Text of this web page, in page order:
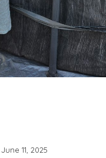
June 11, 2025